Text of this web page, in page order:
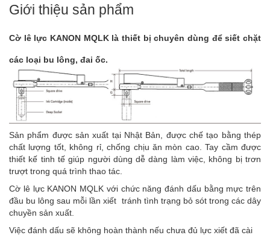
Giới thiệu sản phẩm
Cờ lê lực KANON MQLK là thiết bị chuyên dùng để siết chặt
các loại bu lông, đai ốc.
Sản phẩm được sản xuất tại Nhật Bản, được chế tạo bằng thép
chất lượng tốt, không rỉ, chống chịu ăn mòn cao. Tay cầm được
thiết kế tinh tế giúp người dùng dễ dàng làm việc, không bị trơn
trượt trong quá trình thao tác.
Cờ lê lực KANON MQLK với chức năng đánh dấu bằng mực trên
đầu bu lông sau mỗi lần xiết tránh tình trạng bỏ sót trong các dây
chuyền sản xuất.
Việc đánh dấu sẽ không hoàn thành nếu chưa đủ lực xiết đã cài